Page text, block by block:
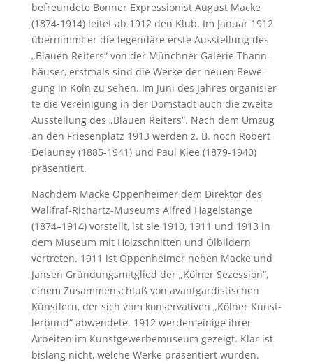
befreundete Bonner Expressionist August Macke
(1874-1914) leitet ab 1912 den Klub. Im Ja­nu­ar 1912
übernimmt er die le­gen­dä­re ers­te Aus­stel­lung des
„Blau­en Rei­ter­s“ von der Münch­ner Ga­le­rie Thann­
häu­ser, erst­mals sind die Wer­ke der neuen Be­we­
gung in Köln zu sehen. Im Ju­ni des Jah­res organisier­
te die Ver­ei­ni­gung in der Dom­stadt auch die zwei­te
Aus­stel­lung des „Blau­en Rei­ter­s“. Nach dem Umzug
an den Friesenplatz 1913 werden z. B. noch Robert
Delauney (1885-1941) und Paul Klee (1879-1940)
präsentiert.
Nachdem Macke Oppenheimer dem Direktor des
Wallfraf-Richartz-Museums Alfred Hagelstange
(1874–1914) vorstellt, ist sie 1910, 1911 und 1913 in
dem Museum mit Holzschnitten und Ölbildern
vertreten. 1911 ist Oppenheimer neben Macke und
Jansen Gründungsmitglied der „Kölner Sezession“,
einem Zusammenschluß von avant­gar­dis­ti­schen
Künst­lern, der sich vom kon­ser­va­ti­ven „Köl­ner Künst­
ler­bun­d“ abwendete. 1912 werden einige ihrer
Arbeiten im Kunstgewerbemuseum gezeigt. Klar ist
bislang nicht, welche Werke präsentiert wurden.